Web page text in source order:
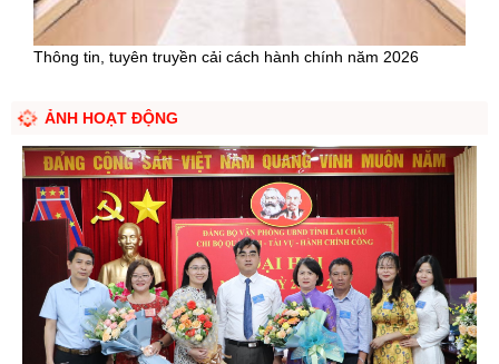
Thông tin, tuyên truyền cải cách hành chính năm 2026
ẢNH HOẠT ĐỘNG